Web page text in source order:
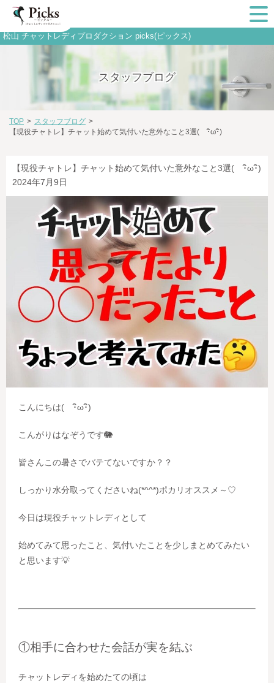
松山 チャットレディプロダクション picks(ピックス)
スタッフブログ
TOP > スタッフブログ >
【現役チャトレ】チャット始めて気付いた意外なこと3選( ･ิω･ิ)
【現役チャトレ】チャット始めて気付いた意外なこと3選( ･ิω･ิ)
2024年7月9日
こんにちは( ･ิω･ิ)
こんがりはなぞうです🐘
皆さんこの暑さでバテてないですか？？
しっかり水分取ってくださいね(*^^*)ポカリオススメ～♡
今日は現役チャットレディとして
始めてみて思ったこと、気付いたこと を少しまとめてみたい
と思います💡
①相手に合わせた会話が実を結ぶ
チャットレディを始めたての頃は